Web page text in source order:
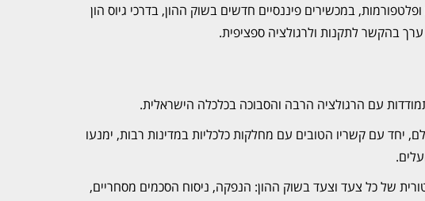
ופלטפורמות, במכשירים פיננסיים חדשים בשוק ההון, בדרכי גיוס הון
ערך בהקשר לתקנות ולרגולציה ספציפית.
עם הרגולציה הרבה והסבוכה בכלכלה הישראלית.
עם קשריו הטובים עם מחלקות כלכליות במדינות רבות, ימנעו
של כל צעד וצעד בשוק ההון: הנפקה, ניסוח הסכמים מסחריים,